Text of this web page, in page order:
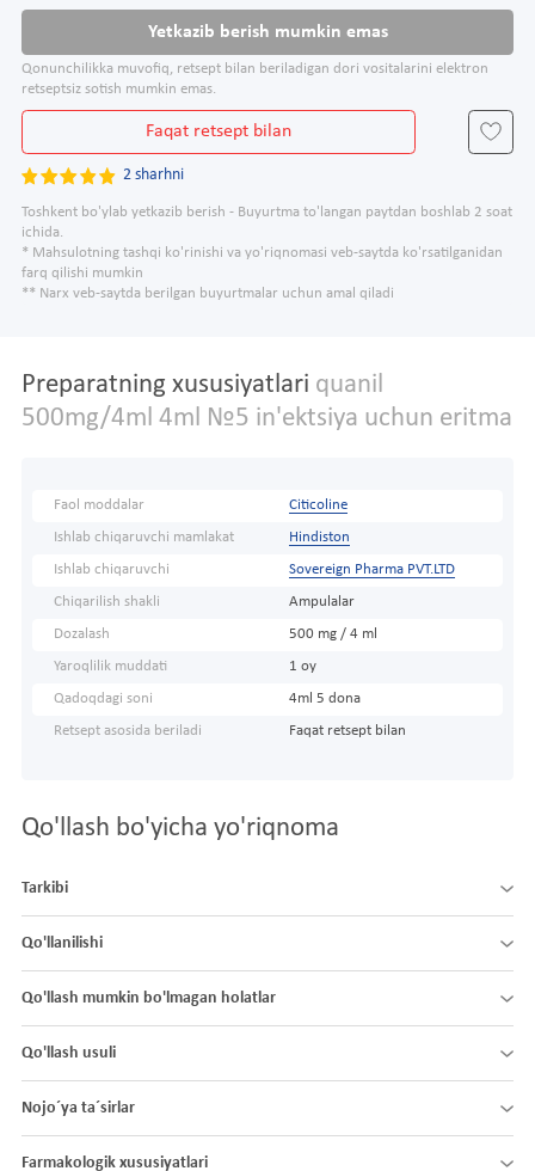
Yetkazib berish mumkin emas
Qonunchilikka muvofiq, retsept bilan beriladigan dori vositalarini elektron
retseptsiz sotish mumkin emas.
Faqat retsept bilan
2 sharhni
Toshkent bo'ylab yetkazib berish - Buyurtma to'langan paytdan boshlab 2 soat
ichida.
* Mahsulotning tashqi ko'rinishi va yo'riqnomasi veb-saytda ko'rsatilganidan
farq qilishi mumkin
** Narx veb-saytda berilgan buyurtmalar uchun amal qiladi
Preparatning xususiyatlari quanil
500mg/4ml 4ml №5 in'ektsiya uchun eritma
Faol moddalar Citicoline
Ishlab chiqaruvchi mamlakat Hindiston
Ishlab chiqaruvchi Sovereign Pharma PVT.LTD
Chiqarilish shakli Ampulalar
Dozalash 500 mg / 4 ml
Yaroqlilik muddati 1 oy
Qadoqdagi soni 4ml 5 dona
Retsept asosida beriladi Faqat retsept bilan
Qo'llash bo'yicha yo'riqnoma
Tarkibi
Qo'llanilishi
Qo'llash mumkin bo'lmagan holatlar
Qo'llash usuli
Nojo´ya ta´sirlar
Farmakologik xususiyatlari